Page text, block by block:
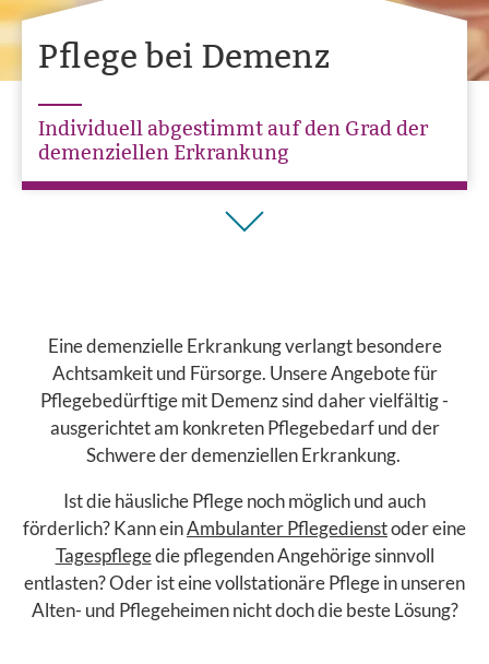
Pﬂege bei Demenz
Individuell abgestimmt auf den Grad der
demenziellen Erkrankung
Eine demenzielle Erkrankung verlangt besondere
Achtsamkeit und Fürsorge. Unsere Angebote für
Pflegebedürftige mit Demenz sind daher vielfältig -
ausgerichtet am konkreten Pflegebedarf und der
Schwere der demenziellen Erkrankung.
Ist die häusliche Pflege noch möglich und auch
förderlich? Kann einAmbulanter Pflegedienstoder eine
Tagespflegedie pflegenden Angehörige sinnvoll
entlasten? Oder ist eine vollstationäre Pflege in unseren
Alten- und Pflegeheimen nicht doch die beste Lösung?